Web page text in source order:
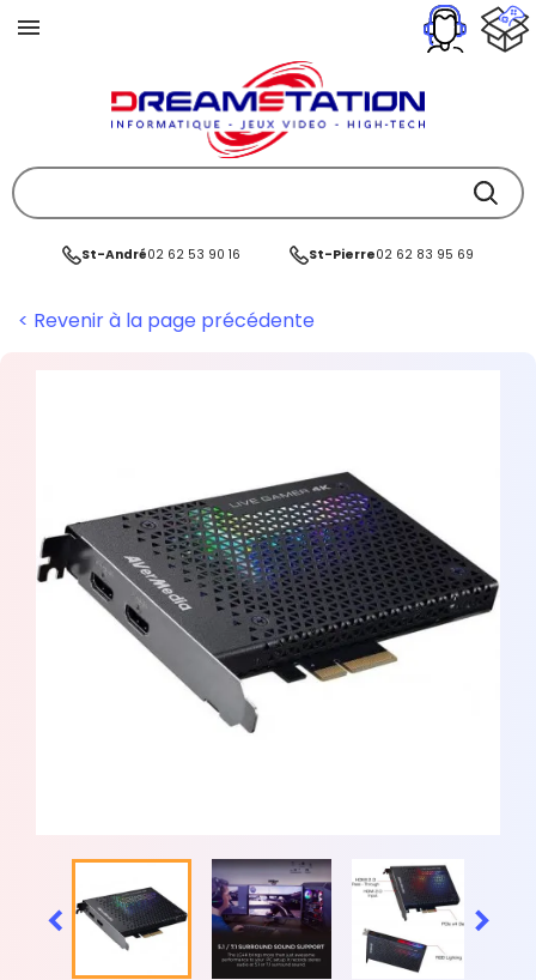
St-André02 62 53 90 16 St-Pierre02 62 83 95 69
< Revenir à la page précédente
 